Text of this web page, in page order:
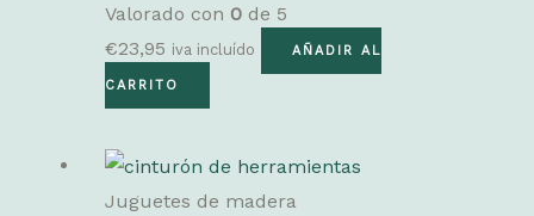
Valorado con 0 de 5
€23,95 iva incluído AÑADIR AL
CARRITO
Juguetes de madera